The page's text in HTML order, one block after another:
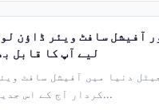
لیے آپ کا قابل
کردار آج کے اس جدید دور میں جہاں ہر...